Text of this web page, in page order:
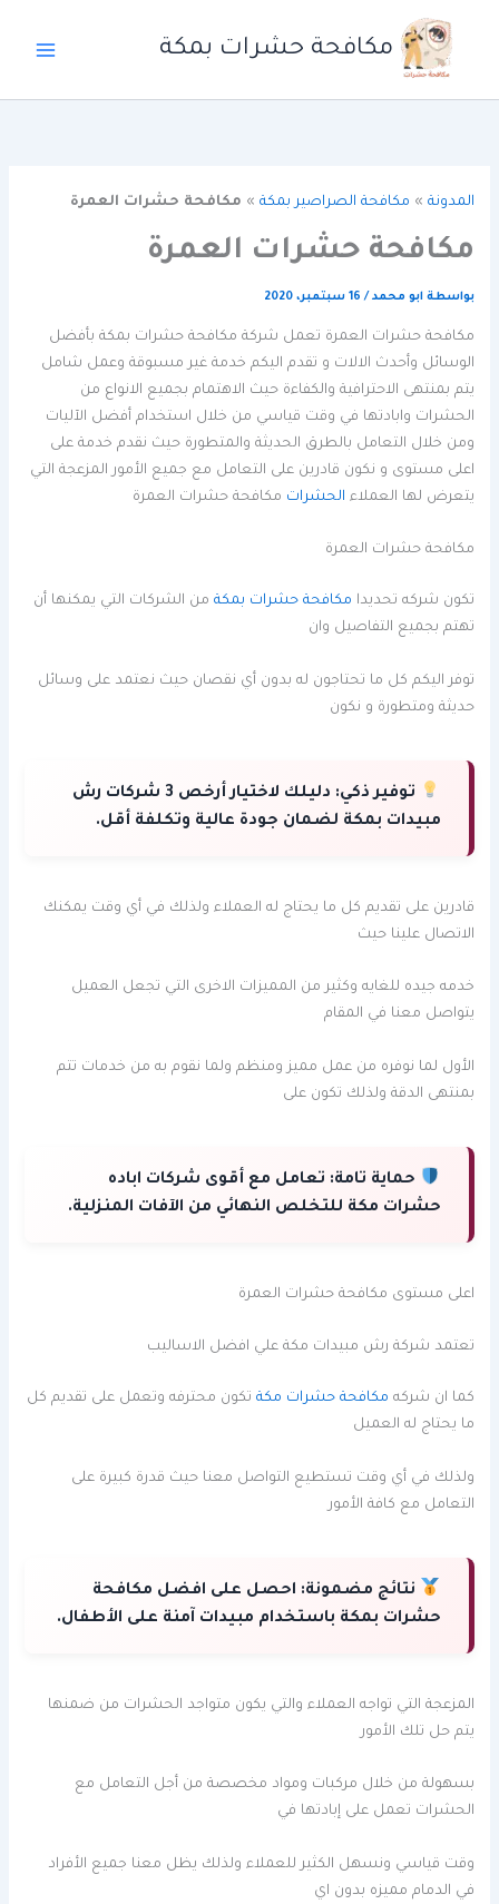
المحتوى
مكافحة حشرات بمكة
المدونة » مكافحة الصراصير بمكة » مكافحة حشرات العمرة
مكافحة حشرات العمرة
بواسطة ابو محمد/ 16 سبتمبر، 2020
مكافحة حشرات العمرة تعمل شركة مكافحة حشرات بمكة بأفضل
الوسائل وأحدث الالات و تقدم اليكم خدمة غير مسبوقة وعمل شامل
يتم بمنتهى الاحترافية والكفاءة حيث الاهتمام بجميع الانواع من
الحشرات وابادتها في وقت قياسي من خلال استخدام أفضل الآليات
ومن خلال التعامل بالطرق الحديثة والمتطورة حيث نقدم خدمة على
اعلى مستوى و نكون قادرين على التعامل مع جميع الأمور المزعجة التي
يتعرض لها العملاء الحشرات مكافحة حشرات العمرة
مكافحة حشرات العمرة
تكون شركه تحديدا مكافحة حشرات بمكة من الشركات التي يمكنها أن
تهتم بجميع التفاصيل وان
توفر اليكم كل ما تحتاجون له بدون أي نقصان حيث نعتمد على وسائل
حديثة ومتطورة و نكون
توفير ذكي:
دليلك لاختيار أرخص 3 شركات رش
مبيدات بمكة لضمان جودة عالية وتكلفة أقل.
قادرين على تقديم كل ما يحتاج له العملاء ولذلك في أي وقت يمكنك
الاتصال علينا حيث
خدمه جيده للغايه وكثير من المميزات الاخرى التي تجعل العميل
يتواصل معنا في المقام
الأول لما نوفره من عمل مميز ومنظم ولما نقوم به من خدمات تتم
بمنتهى الدقة ولذلك تكون على
حماية تامة: تعامل مع أقوى شركات اباده
حشرات مكة للتخلص النهائي من الآفات المنزلية.
اعلى مستوى مكافحة حشرات العمرة
تعتمد شركة رش مبيدات مكة علي افضل الاساليب
كما ان شركه مكافحة حشرات مكة تكون محترفه وتعمل على تقديم كل
ما يحتاج له العميل
ولذلك في أي وقت تستطيع التواصل معنا حيث قدرة كبيرة على
التعامل مع كافة الأمور
نتائج مضمونة: احصل على افضل مكافحة
حشرات بمكة باستخدام مبيدات آمنة على الأطفال.
المزعجة التي تواجه العملاء والتي يكون متواجد الحشرات من ضمنها
يتم حل تلك الأمور
بسهولة من خلال مركبات ومواد مخصصة من أجل التعامل مع
الحشرات تعمل على إبادتها في
وقت قياسي ونسهل الكثير للعملاء ولذلك يظل معنا جميع الأفراد
في الدمام مميزه بدون اي